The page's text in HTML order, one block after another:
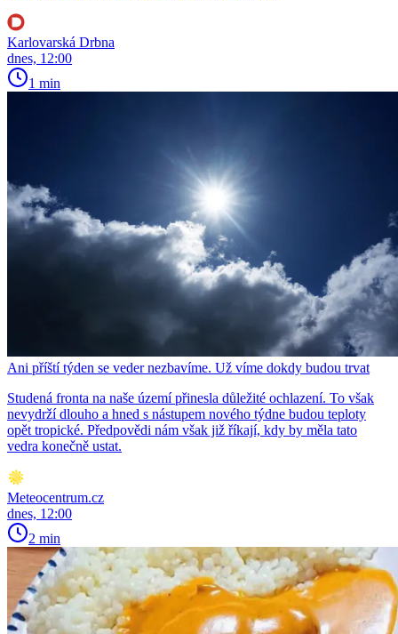
Karlovarská Drbna
dnes, 12:00
1 min
Ani příští týden se veder nezbavíme. Už víme dokdy budou trvat
Studená fronta na naše území přinesla důležité ochlazení. To však
nevydrží dlouho a hned s nástupem nového týdne budou teploty
opět tropické. Předpovědi nám však již říkají, kdy by měla tato
vedra konečně ustat.
Meteocentrum.cz
dnes, 12:00
2 min